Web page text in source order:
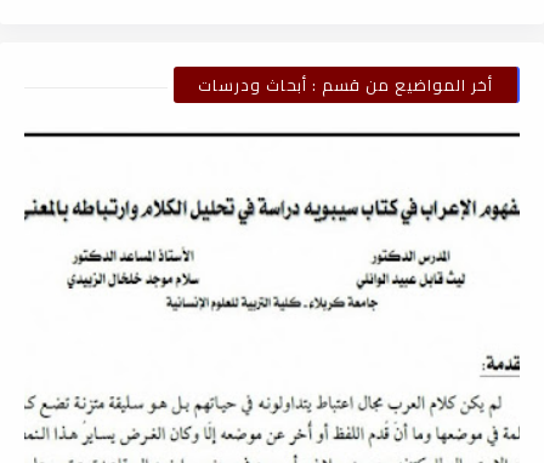
أخر المواضيع من قسم : أبحاث ودرسات